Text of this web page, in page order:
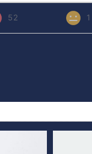
52 1